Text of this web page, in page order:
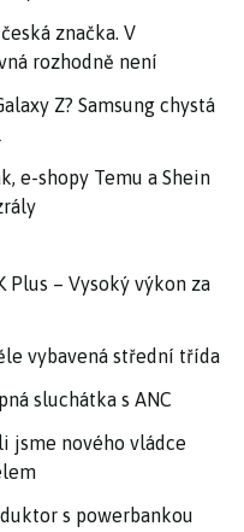
značka. V
rozhodně není
Z? Samsung chystá
e-shopy Temu a Shein
Plus – Vysoký výkon za
vybavená střední třída
sluchátka s ANC
jsme nového vládce
s powerbankou